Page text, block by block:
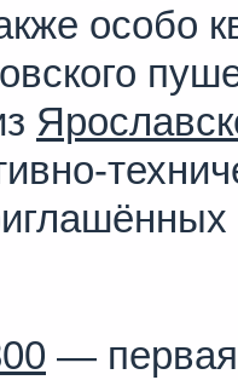
особо
—